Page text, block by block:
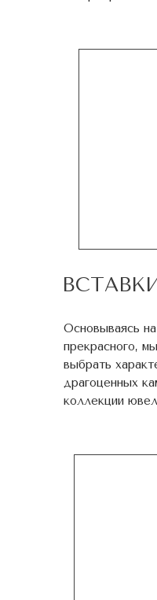
Основываясь
прекрасного,
выбрать
драгоценных
коллекции